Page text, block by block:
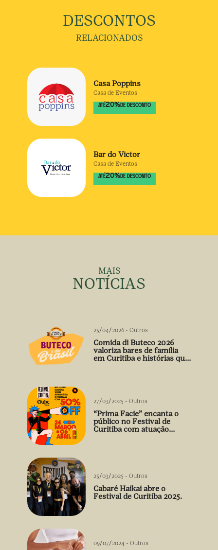
DESCONTOS
RELACIONADOS
Casa Poppins
Casa de Eventos
ATÉ20% DE DESCONTO
Bar do Victor
Casa de Eventos
ATÉ20% DE DESCONTO
MAIS
NOTÍCIAS
25/04/2026 - Outros
Comida di Buteco 2026
valoriza bares de família
em Curitiba e histórias que
27/03/2025 - Outros
“Prima Facie” encanta o
público no Festival de
Curitiba com atuação
25/03/2025 - Outros
Cabaré Haikai abre o
Festival de Curitiba 2025.
09/07/2024 - Outros